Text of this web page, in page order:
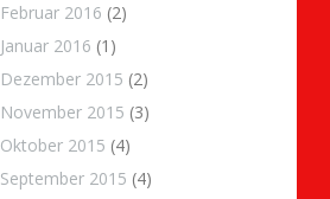
Februar 2016 (2)
Januar 2016 (1)
Dezember 2015 (2)
November 2015 (3)
Oktober 2015 (4)
September 2015 (4)